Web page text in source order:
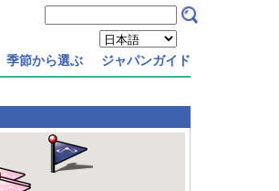
季節から選ぶ ジャパンガイド